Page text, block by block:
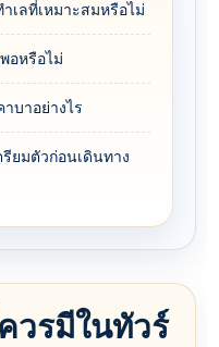
เลที่เหมาะสมหรือไม่
อหรือไม่
บาอย่างไร
ยมตัวก่อนเดินทาง
วรมีในทัวร์